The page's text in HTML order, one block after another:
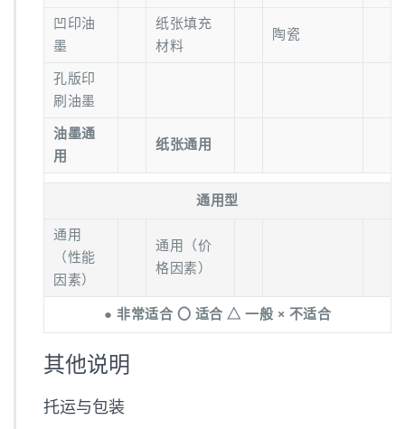
凹印油
墨
纸张填充
材料
陶瓷
孔版印
刷油墨
油墨通
用
纸张通用
通用型
通用
（性能
因素）
通用（价
格因素）
● 非常适合 〇 适合 △ 一般 × 不适合
其他说明
托运与包装